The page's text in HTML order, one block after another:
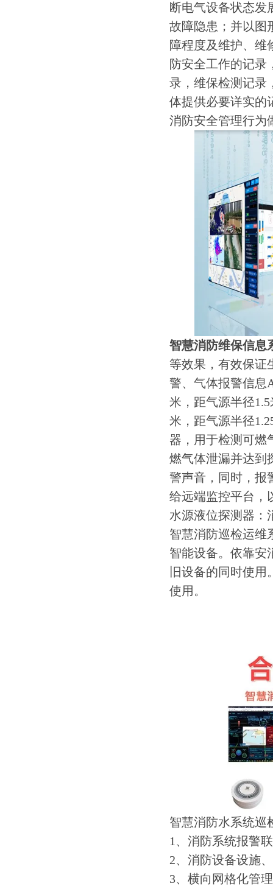
断电气设备状态发
故障隐患；并以图
障程度及维护、维
防安全工作的记录
录，维保检测记录
体提供必要详实的
消防安全管理行为
智慧消防维保信息
等效果，有效保证
警、气体报警信息
米，距气源半径
米，距气源半径
器，用于检测可燃
燃气体泄漏并达到
警声音，同时，报
给远端监控平台，
水源液位探测器：
智慧消防巡检运维
智能设备。依靠安
旧设备的同时使
使用。
智慧消防水系统巡
1、消防系统报警
2、消防设备设施
3、横向网格化管